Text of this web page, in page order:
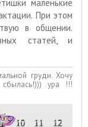
маленькие
При этом
в общении.
статей, и
груди. Хочу
ура !!!